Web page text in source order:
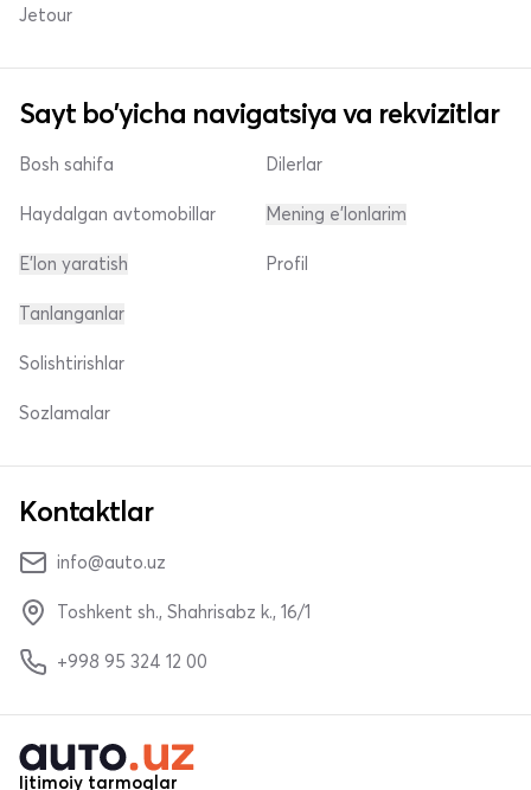
Jetour
Sayt bo'yicha navigatsiya va rekvizitlar
Bosh sahifa
Haydalgan avtomobillar
E'lon yaratish
Dilerlar
Mening e'lonlarim
Profil
Tanlanganlar
Solishtirishlar
Sozlamalar
Kontaktlar
info@auto.uz
Toshkent sh., Shahrisabz k., 16/1
+998 95 324 12 00
Ijtimoiy tarmoqlar